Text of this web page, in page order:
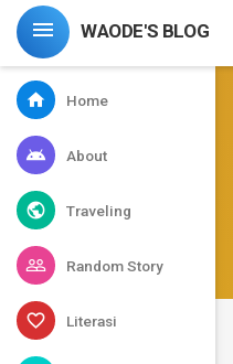
 WAODE'S BLOG
home Home
android About
public Traveling
people_outline Random Story
favorite_border Literasi